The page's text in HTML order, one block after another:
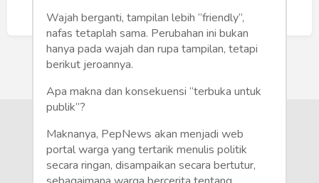
Humaniora
Sketsa
Tekno
Gaya
Wisata
Buat Akun Baru
Wajah berganti, tampilan lebih “friendly”,
nafas tetaplah sama. Perubahan ini bukan
hanya pada wajah dan rupa tampilan, tetapi
berikut jeroannya.
Apa makna dan konsekuensi “terbuka untuk
publik”?
Maknanya, PepNews akan menjadi web
portal warga yang tertarik menulis politik
secara ringan, disampaikan secara bertutur,